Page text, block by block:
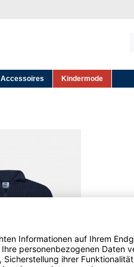
Accessoires Kindermode